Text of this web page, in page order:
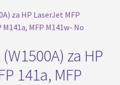
za HP
141a, MFP